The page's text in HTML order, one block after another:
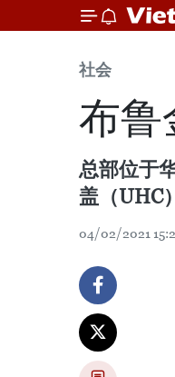
社会
布鲁
总部位于
盖（UHC
04/02/2021